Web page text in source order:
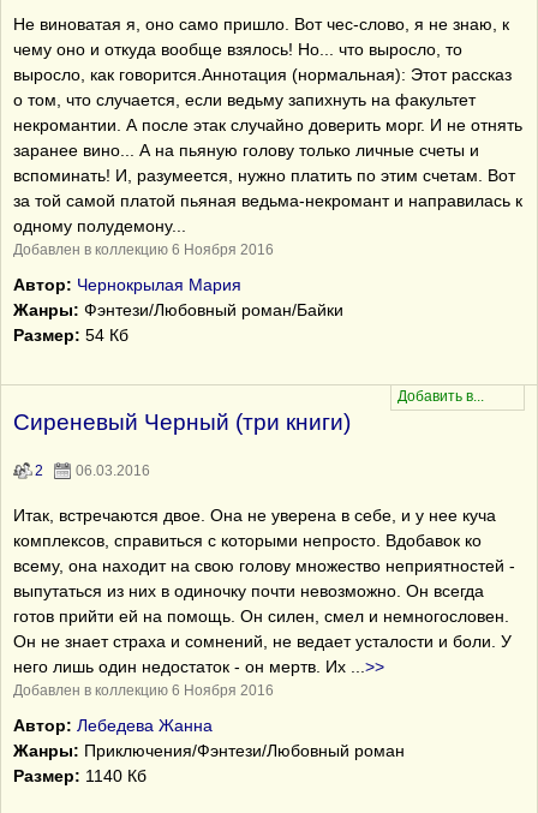
Не виноватая я, оно само пришло. Вот чес-слово, я не знаю, к
чему оно и откуда вообще взялось! Но... что выросло, то
выросло, как говорится.Аннотация (нормальная): Этот рассказ
о том, что случается, если ведьму запихнуть на факультет
некромантии. А после этак случайно доверить морг. И не отнять
заранее вино... А на пьяную голову только личные счеты и
вспоминать! И, разумеется, нужно платить по этим счетам. Вот
за той самой платой пьяная ведьма-некромант и направилась к
одному полудемону...
Добавлен в коллекцию 6 Ноября 2016
Автор: Чернокрылая Мария
Жанры: Фэнтези/Любовный роман/Байки
Размер: 54 Кб
Сиреневый Черный (три книги)
2 06.03.2016
Итак, встречаются двое. Она не уверена в себе, и у нее куча
комплексов, справиться с которыми непросто. Вдобавок ко
всему, она находит на свою голову множество неприятностей -
выпутаться из них в одиночку почти невозможно. Он всегда
готов прийти ей на помощь. Он силен, смел и немногословен.
Он не знает страха и сомнений, не ведает усталости и боли. У
него лишь один недостаток - он мертв. Их
>>
Добавлен в коллекцию 6 Ноября 2016
Автор: Лебедева Жанна
Жанры: Приключения/Фэнтези/Любовный роман
Размер: 1140 Кб